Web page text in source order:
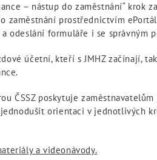
– nástup do zaměstnání“ krok
zaměstnání prostřednictvím
odeslání formuláře i se správným
účetní, kteří s JMHZ začínají,
ČSSZ poskytuje zaměstnavatelům
orientaci v jednotlivých
a videonávody.